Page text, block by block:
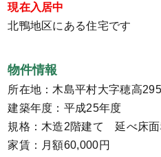
現在入居中
北鴨地区にある住宅です
物件情報
所在地：木島平村大字穂高
建築年度：平成25年度
規格：木造2階建て 延べ床
家賃：月額60,000円